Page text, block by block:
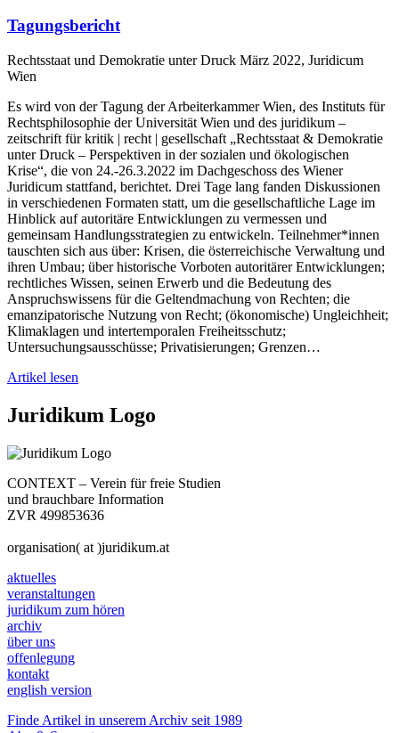
Tagungsbericht
Rechtsstaat und Demokratie unter Druck März 2022, Juridicum
Wien
Es wird von der Tagung der Arbeiterkammer Wien, des Instituts für
Rechtsphilosophie der Universität Wien und des juridikum –
zeitschrift für kritik | recht | gesellschaft „Rechtsstaat & Demokratie
unter Druck – Perspektiven in der sozialen und ökologischen
Krise“, die von 24.-26.3.2022 im Dachgeschoss des Wiener
Juridicum stattfand, berichtet. Drei Tage lang fanden Diskussionen
in verschiedenen Formaten statt, um die gesellschaftliche Lage im
Hinblick auf autoritäre Entwicklungen zu vermessen und
gemeinsam Handlungsstrategien zu entwickeln. Teilnehmer*innen
tauschten sich aus über: Krisen, die österreichische Verwaltung und
ihren Umbau; über historische Vorboten autoritärer Entwicklungen;
rechtliches Wissen, seinen Erwerb und die Bedeutung des
Anspruchswissens für die Geltendmachung von Rechten; die
emanzipatorische Nutzung von Recht; (ökonomische) Ungleichheit;
Klimaklagen und intertemporalen Freiheitsschutz;
Untersuchungsausschüsse; Privatisierungen; Grenzen…
Artikel lesen
Juridikum Logo
CONTEXT – Verein für freie Studien
und brauchbare Information
ZVR 499853636
organisation( at )juridikum.at
aktuelles
veranstaltungen
juridikum zum hören
archiv
über uns
offenlegung
kontakt
english version
Finde Artikel in unserem Archiv seit 1989